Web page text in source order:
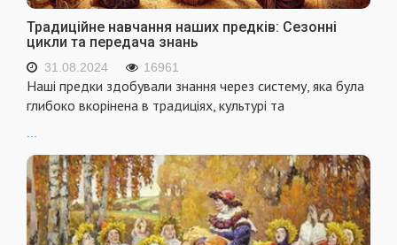
Традиційне навчання наших предків: Сезонні
цикли та передача знань
31.08.2024 16961
Наші предки здобували знання через систему, яка була
глибоко вкорінена в традиціях, культурі та